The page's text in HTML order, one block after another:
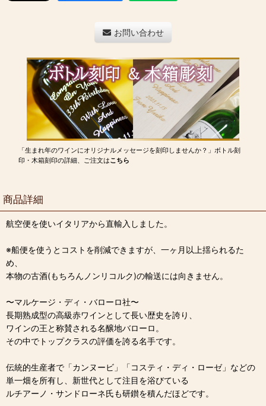
お問い合わせ
「生まれ年のワインにオリジナルメッセージを刻印しませんか？」ボトル刻
印・木箱刻印の詳細、ご注文はこちら
商品詳細
航空便を使いイタリアから直輸入しました。
※船便を使うとコストを削減できますが、一ヶ月以上揺られるた
め、
本物の古酒(もちろんノンリコルク)の輸送には向きません。
〜マルケージ・ディ・バローロ社〜
長期熟成型の高級赤ワインとして長い歴史を誇り、
ワインの王と称賛される名醸地バローロ。
その中でトップクラスの評価を誇る名手です。
伝統的生産者で「カンヌービ」「コスティ・ディ・ローゼ」などの
単一畑を所有し、新世代として注目を浴びている
ルチアーノ・サンドローネ氏も研鑚を積んだほどです。